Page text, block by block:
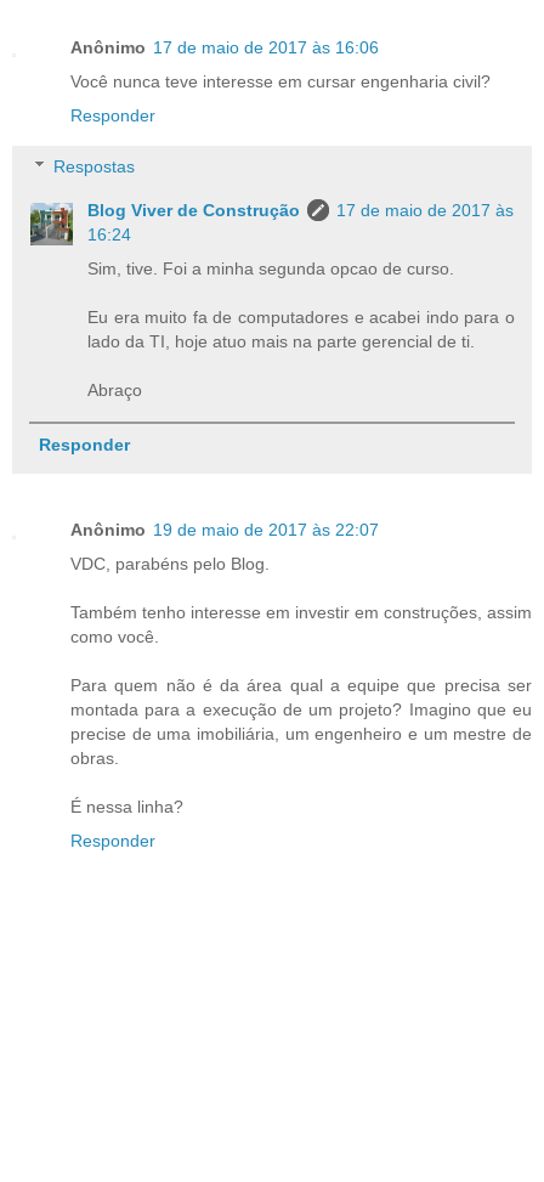
Anônimo 17 de maio de 2017 às 16:06
Você nunca teve interesse em cursar engenharia civil?
Responder
Respostas
Blog Viver de Construção
17 de maio de 2017 às
16:24
Sim, tive. Foi a minha segunda opcao de curso.
Eu era muito fa de computadores e acabei indo para o
lado da TI, hoje atuo mais na parte gerencial de ti.
Abraço
Responder
Anônimo 19 de maio de 2017 às 22:07
VDC, parabéns pelo Blog.
Também tenho interesse em investir em construções, assim
como você.
Para quem não é da área qual a equipe que precisa ser
montada para a execução de um projeto? Imagino que eu
precise de uma imobiliária, um engenheiro e um mestre de
obras.
É nessa linha?
Responder